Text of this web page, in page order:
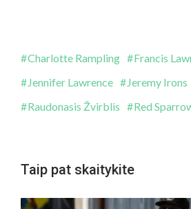
Charlotte Rampling
Francis
Jennifer Lawrence
Jeremy Irons
Raudonasis Žvirblis
Red
Taip pat skaitykite